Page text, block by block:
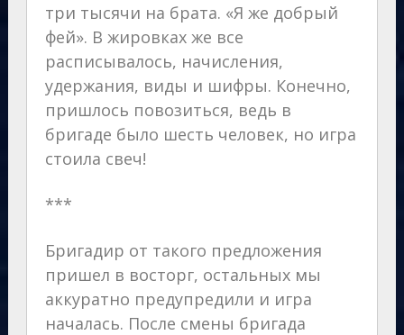
три тысячи на брата. «Я же добрый
фей». В жировках же все
расписывалось, начисления,
удержания, виды и шифры. Конечно,
пришлось повозиться, ведь в
бригаде было шесть человек, но игра
стоила свеч!
***
Бригадир от такого предложения
пришел в восторг, остальных мы
аккуратно предупредили и игра
началась. После смены бригада